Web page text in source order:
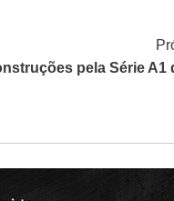
pela Série A1